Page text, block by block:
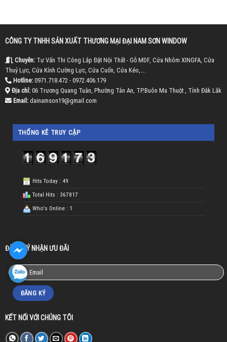
CÔNG TY TNHH SẢN XUẤT THƯƠNG MẠI ĐẠI NAM SƠN WINDOW
Chuyên:Tư Vấn Thi Công Lắp Đặt Nội Thất - Gỗ MDF, Cửa Nhôm XINGFA, Cửa
Thuỷ Lực, Cửa Kính Cường Lực, Cửa Cuốn, Cửa Kéo,….
Hotline:0971.718.472 - 0972.406.179
Địa chỉ:06 Trương Quang Tuân, Phường Tân An, TP.Buôn Ma Thuột , Tỉnh Đắk Lắk
Email:dainamson19@gmail.com
THỐNG KÊ TRUY CẬP
Hits Today : 49
Total Hits : 367817
Who's Online : 1
ĐĂNG KÝ NHẬN ƯU ĐÃI
KẾT NỐI VỚI CHÚNG TÔI